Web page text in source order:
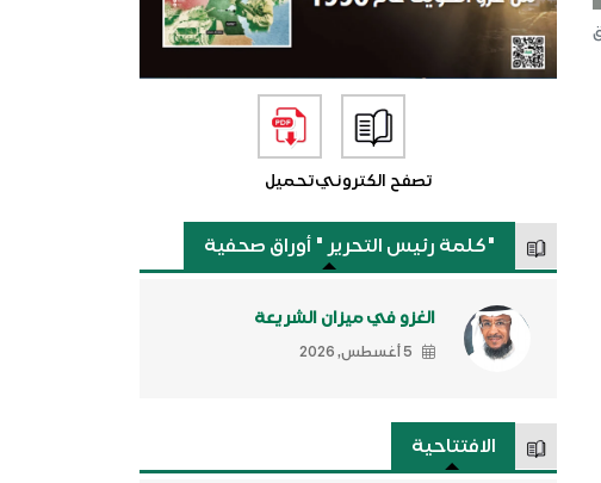
تصفح الكترونيتحميل
"كلمة رئيس التحرير " أوراق صحفية
الغزو في ميزان الشريعة
5 أغسطس, 2026
الافتتاحية